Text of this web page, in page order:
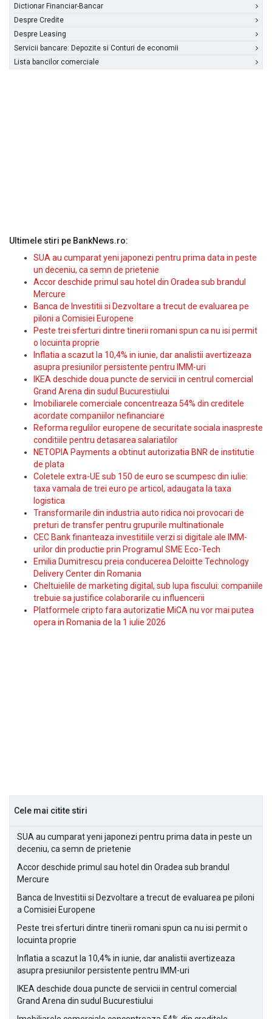
Dictionar Financiar-Bancar
Despre Credite
Despre Leasing
Servicii bancare: Depozite si Conturi de economii
Lista bancilor comerciale
Ultimele stiri pe BankNews.ro:
SUA au cumparat yeni japonezi pentru prima data in peste
un deceniu, ca semn de prietenie
Accor deschide primul sau hotel din Oradea sub brandul
Mercure
Banca de Investitii si Dezvoltare a trecut de evaluarea pe
piloni a Comisiei Europene
Peste trei sferturi dintre tinerii romani spun ca nu isi permit
o locuinta proprie
Inflatia a scazut la 10,4% in iunie, dar analistii avertizeaza
asupra presiunilor persistente pentru IMM-uri
IKEA deschide doua puncte de servicii in centrul comercial
Grand Arena din sudul Bucurestiului
Imobiliarele comerciale concentreaza 54% din creditele
acordate companiilor nefinanciare
Reforma regulilor europene de securitate sociala inaspreste
conditiile pentru detasarea salariatilor
NETOPIA Payments a obtinut autorizatia BNR de institutie
de plata
Coletele extra-UE sub 150 de euro se scumpesc din iulie:
taxa vamala de trei euro pe articol, adaugata la taxa
logistica
Transformarile din industria auto ridica noi provocari de
preturi de transfer pentru grupurile multinationale
CEC Bank finanteaza investitiile verzi si digitale ale IMM-
urilor din productie prin Programul SME Eco-Tech
Emilia Dumitrescu preia conducerea Deloitte Technology
Delivery Center din Romania
Cheltuielile de marketing digital, sub lupa fiscului: companiile
trebuie sa justifice colaborarile cu influencerii
Platformele cripto fara autorizatie MiCA nu vor mai putea
opera in Romania de la 1 iulie 2026
Cele mai citite stiri
SUA au cumparat yeni japonezi pentru prima data in peste un
deceniu, ca semn de prietenie
Accor deschide primul sau hotel din Oradea sub brandul
Mercure
Banca de Investitii si Dezvoltare a trecut de evaluarea pe piloni
a Comisiei Europene
Peste trei sferturi dintre tinerii romani spun ca nu isi permit o
locuinta proprie
Inflatia a scazut la 10,4% in iunie, dar analistii avertizeaza
asupra presiunilor persistente pentru IMM-uri
IKEA deschide doua puncte de servicii in centrul comercial
Grand Arena din sudul Bucurestiului